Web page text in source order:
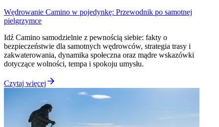
Wędrowanie Camino w pojedynkę: Przewodnik po samotnej
pielgrzymce
Idź Camino samodzielnie z pewnością siebie: fakty o
bezpieczeństwie dla samotnych wędrowców, strategia trasy i
zakwaterowania, dynamika społeczna oraz mądre wskazówki
dotyczące wolności, tempa i spokoju umysłu.
Czytaj więcej